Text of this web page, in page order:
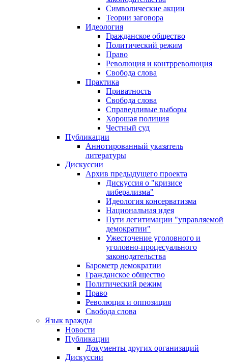
Символические акции
Теории заговора
Идеология
Гражданское общество
Политический режим
Право
Революция и контрреволюция
Свобода слова
Практика
Приватность
Свобода слова
Справедливые выборы
Хорошая полиция
Честный суд
Публикации
Аннотированный указатель
литературы
Дискуссии
Архив предыдущего проекта
Дискуссия о "кризисе
либерализма"
Идеология консерватизма
Национальная идея
Пути легитимации "управляемой
демократии"
Ужесточение уголовного и
уголовно-процесуального
законодательства
Барометр демократии
Гражданское общество
Политический режим
Право
Революция и оппозиция
Свобода слова
Язык вражды
Новости
Публикации
Документы других организаций
Дискуссии